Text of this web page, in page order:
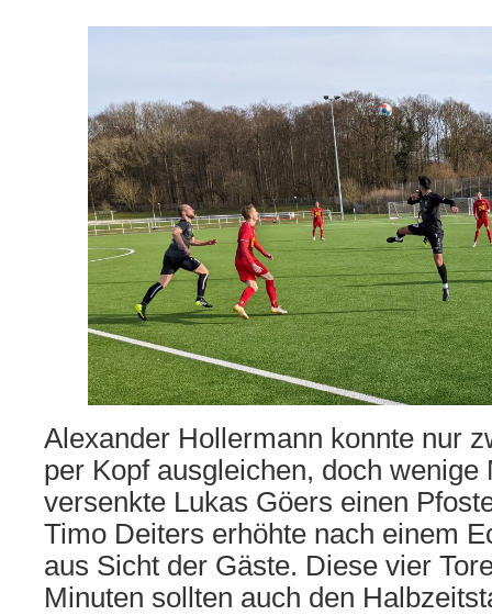
Alexander Hollermann konnte nur
per Kopf ausgleichen, doch wenige
versenkte Lukas Göers einen
Timo Deiters erhöhte nach einem
aus Sicht der Gäste. Diese vier
Minuten sollten auch den